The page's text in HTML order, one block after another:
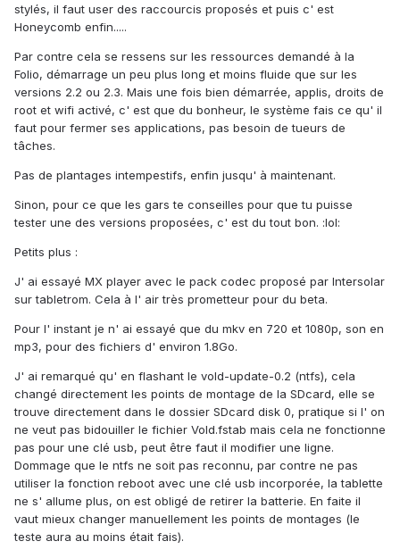
stylés, il faut user des raccourcis proposés et puis c' est
Honeycomb enfin.....
Par contre cela se ressens sur les ressources demandé à la
Folio, démarrage un peu plus long et moins fluide que sur les
versions 2.2 ou 2.3. Mais une fois bien démarrée, applis, droits de
root et wifi activé, c' est que du bonheur, le système fais ce qu' il
faut pour fermer ses applications, pas besoin de tueurs de
tâches.
Pas de plantages intempestifs, enfin jusqu' à maintenant.
Sinon, pour ce que les gars te conseilles pour que tu puisse
tester une des versions proposées, c' est du tout bon. :lol:
Petits plus :
J' ai essayé MX player avec le pack codec proposé par Intersolar
sur tabletrom. Cela à l' air très prometteur pour du beta.
Pour l' instant je n' ai essayé que du mkv en 720 et 1080p, son en
mp3, pour des fichiers d' environ 1.8Go.
J' ai remarqué qu' en flashant le vold-update-0.2 (ntfs), cela
changé directement les points de montage de la SDcard, elle se
trouve directement dans le dossier SDcard disk 0, pratique si l' on
ne veut pas bidouiller le fichier Vold.fstab mais cela ne fonctionne
pas pour une clé usb, peut être faut il modifier une ligne.
Dommage que le ntfs ne soit pas reconnu, par contre ne pas
utiliser la fonction reboot avec une clé usb incorporée, la tablette
ne s' allume plus, on est obligé de retirer la batterie. En faite il
vaut mieux changer manuellement les points de montages (le
teste aura au moins était fais).